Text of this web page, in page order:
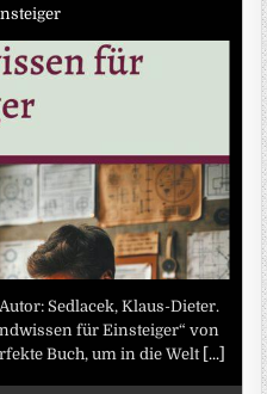
Sedlacek, Klaus-Dieter.
für Einsteiger“ von
Buch, um in die Welt [...]